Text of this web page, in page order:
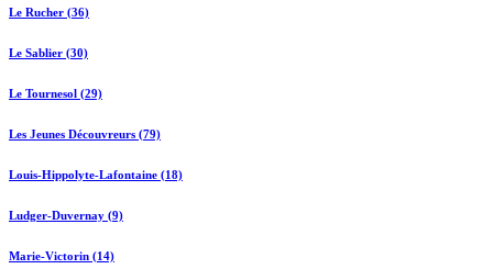
Le Rucher (36)
Le Sablier (30)
Le Tournesol (29)
Les Jeunes Découvreurs (79)
Louis-Hippolyte-Lafontaine (18)
Ludger-Duvernay (9)
Marie-Victorin (14)